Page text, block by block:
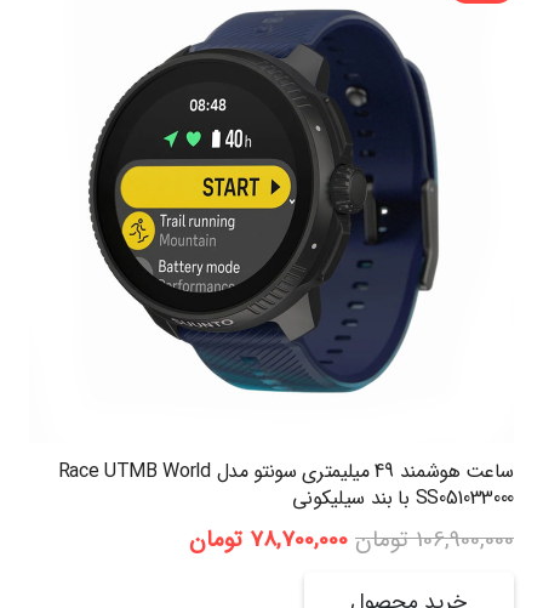
ساعت هوشمند 49 میلیمتری سونتو مدل Race UTMB World
SS051033000 با بند سیلیکونی
106,900,000 تومان قیمت
78,700,000 تومان